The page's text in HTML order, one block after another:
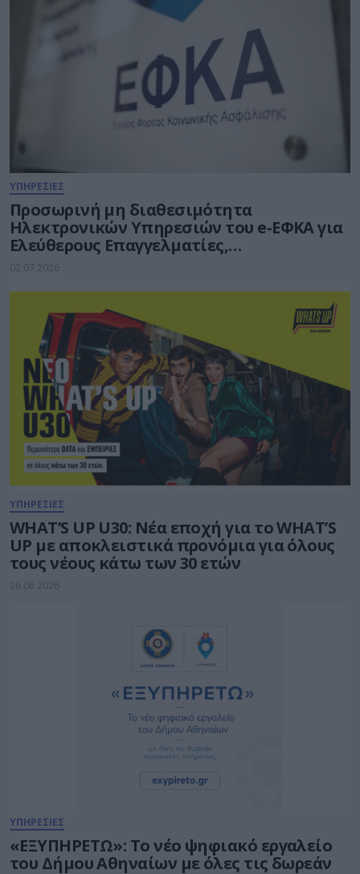
ΥΠΗΡΕΣΙΕΣ
Προσωρινή μη διαθεσιμότητα
Ηλεκτρονικών Υπηρεσιών του e-ΕΦΚΑ για
Ελεύθερους Επαγγελματίες,
Αυτοαπασχολούμενους και Αγρότες
02.07.2026
ΥΠΗΡΕΣΙΕΣ
WHAT’S UP U30: Νέα εποχή για το WHAT’S
UP με αποκλειστικά προνόμια για όλους
τους νέους κάτω των 30 ετών
26.06.2026
ΥΠΗΡΕΣΙΕΣ
«ΕΞΥΠΗΡΕΤΩ»: Το νέο ψηφιακό εργαλείο
του Δήμου Αθηναίων με όλες τις δωρεάν